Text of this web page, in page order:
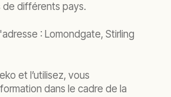
de différents pays.
: Lomondgate, Stirling
et l’utilisez, vous
dans le cadre de la